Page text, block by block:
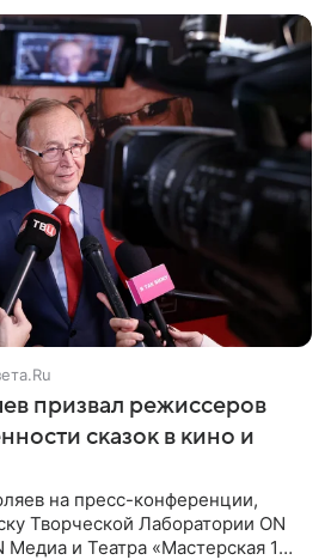
призвал режиссеров
сказок в кино и
на пресс-конференции,
Творческой Лаборатории ON
Медиа и Театра «Мастерская 12